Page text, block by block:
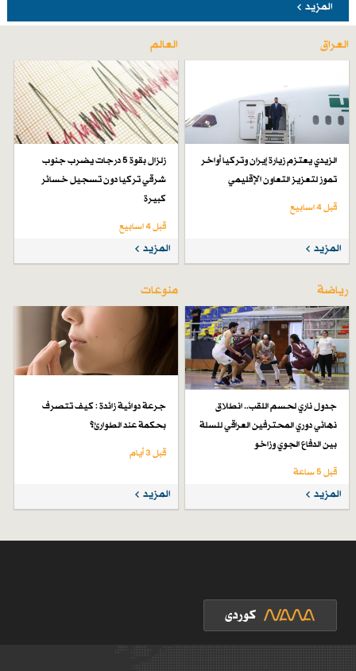
المزيد
العراق
الزيدي يعتزم زيارة إيران وتركيا أواخر
تموز لتعزيز التعاون الإقليمي
قبل 4 اسابیع
المزيد
العالم
زلزال بقوة 5 درجات يضرب جنوب
شرقي تركيا دون تسجيل خسائر
كبيرة
قبل 4 اسابیع
المزيد
رياضة
جدول ناري لحسم اللقب.. انطلاق
نهائي دوري المحترفين العراقي للسلة
بين الدفاع الجوي وزاخو
قبل 5 ساعة
المزيد
منوعات
جرعة دوائية زائدة : كيف تتصرف
بحكمة عند الطوارئ؟
قبل 3 أيام
المزيد